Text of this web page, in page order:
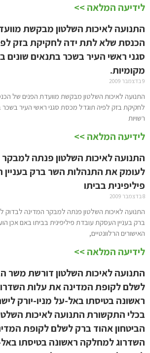
לידיעה המלאה >>
התנועה לאיכות השלטון מבקשת
הכנסת שלא לתת ידה לחקיקת בזק
סגני ראשי העיר בשכר בתנאים שונים
מקומיות.
9 בדצמבר 2009
התנועה לאיכות השלטון מבקשת מוועדת הפנים של
לחקיקת בזק לפיה תוגדל מכסת סגני ראשי העיר בשכר
רשויות
לידיעה המלאה >>
התנועה לאיכות השלטון פנתה
לעומק את התנהלות השר ברק
פיליפינית בביתו
8 בדצמבר 2009
התנועה לאיכות השלטון פנתה למבקר המדינה
ברק בעניין העסקת עובדת פיליפינית בביתו באם אכן
האישורים הרלוונטיים,
לידיעה המלאה >>
התנועה לאיכות השלטון דורשת משר
לשלם לקופת המדינה את עלות
ראשונה בטיסתו באל-על מניו-יורק
בכלי התקשורת התנועה לאיכות
הביטחון אהוד ברק לשלם לקופת
השדרוג למחלקה ראשונה בטיסתו באל-